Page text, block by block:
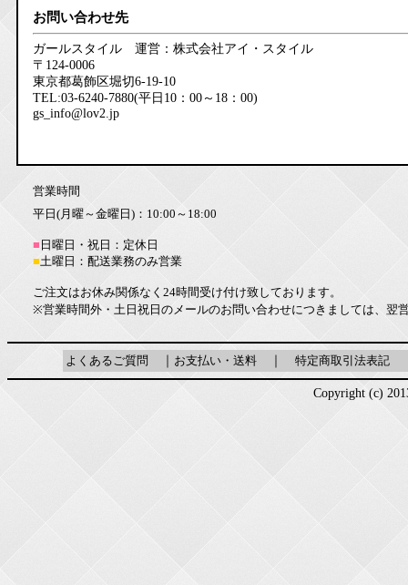
お問い合わせ先
ガールスタイル 運営：株式会社アイ・スタイル
〒124-0006
東京都葛飾区堀切6-19-10
TEL:03-6240-7880(平日10：00～18：00)
gs_info@lov2.jp
営業時間
平日(月曜～金曜日)：10:00～18:00
■ 日曜日・祝日：定休日
■土曜日：配送業務のみ営業
ご注文はお休み関係なく24時間受け付け致しております。
※営業時間外・土日祝日のメールのお問い合わせにつきましては、翌
よくあるご質問 お支払い・送料 特定商取引法表記
Copyright (c)